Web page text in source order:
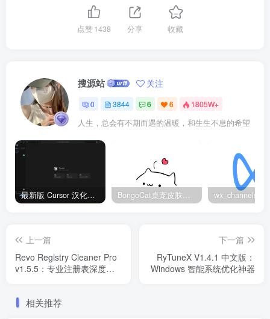
点赞1438 分享 收藏
搜源站 关注
0 3844 6 6 1805W+
人生，总会有不期而遇的温暖，和生生不息的希望
最新版 Cursor 汉化设置中文教程（两种简单方法，附中文语言包下载） BongoCat桌宠皮肤包大全：20款主题皮肤免费下载
上一篇
Revo Registry Cleaner Pro
v1.5.5：专业注册表深度清
下一篇
RyTuneX V1.4.1 中文版：
Windows 智能系统优化神器
相关推荐